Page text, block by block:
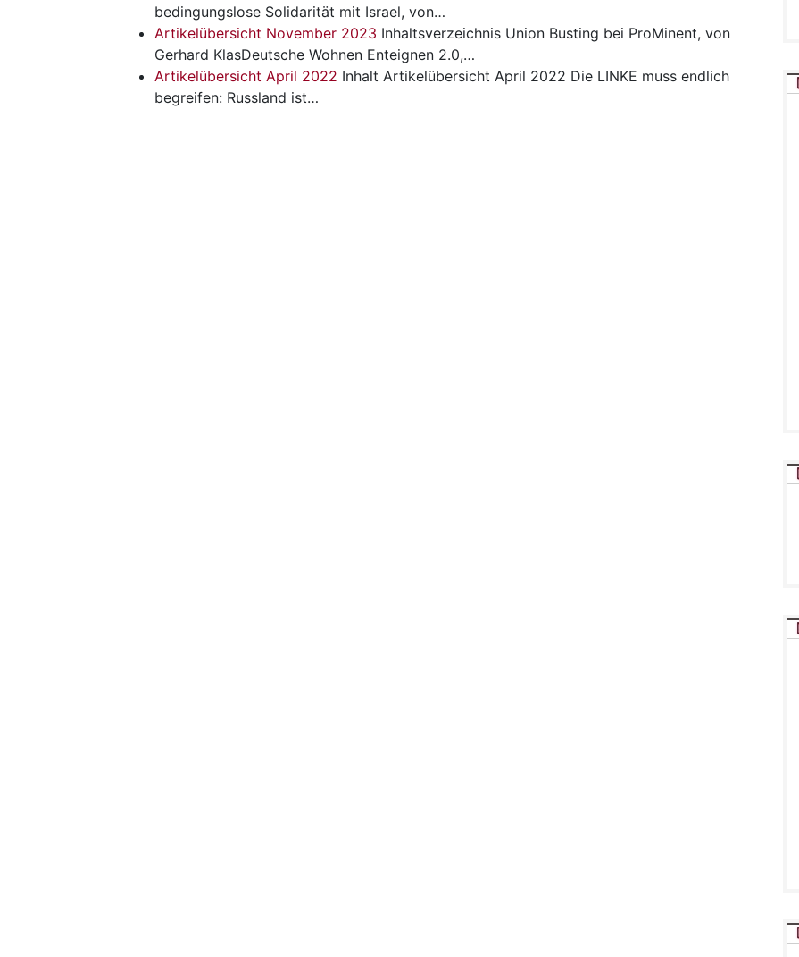
bedingungslose Solidarität mit Israel, von…
Artikelübersicht November 2023 Inhaltsverzeichnis Union Busting bei ProMinent, von
Gerhard KlasDeutsche Wohnen Enteignen 2.0,…
Artikelübersicht April 2022 Inhalt Artikelübersicht April 2022 Die LINKE muss endlich
begreifen: Russland ist…